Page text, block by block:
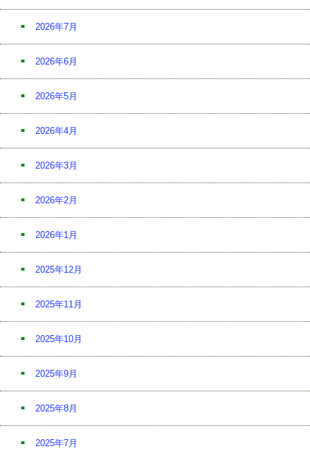
2026年7月
2026年6月
2026年5月
2026年4月
2026年3月
2026年2月
2026年1月
2025年12月
2025年11月
2025年10月
2025年9月
2025年8月
2025年7月